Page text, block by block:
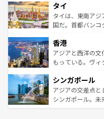
リティに包まれな
覧を参照してほし
急速な発展と共に
ーチミン市のフラ
醸し出している。
とつ。フォーやバ
ひ現地で味わい
が旅行者を迎えて
参照してほしい。
タイ
タイは、東南アジ
国だ。首都バンコ
の活気が交差して
帯で自然と触れ
いビーチでリゾー
激する。気候は一
が待っている。
た文化、そして多
香港
アジアと西洋の
もっている。ヴィ
み、どこを訪れて
ており、効率よ
うな絶景から文化
シンガポール
アジアの交差点
シンガポール。未